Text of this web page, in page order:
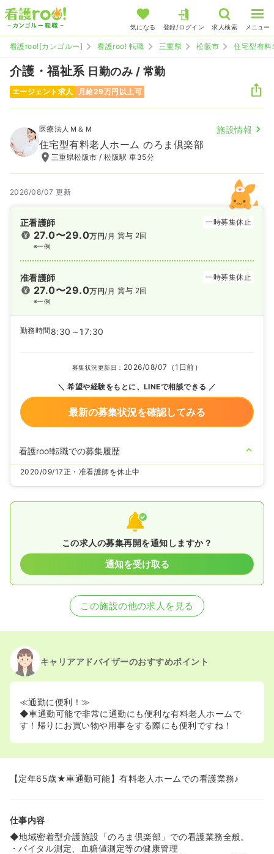
気になる 登録/ログイン 求人検索 メニュー
看護roo![カンゴルー] 看護roo! 転職 三重県 松阪市 住宅型有
介護・福祉系 日勤のみ / 常勤
エージェント求人 月給29万円以上可
医療法人Ｍ＆Ｍ 施設情報
住宅型有料老人ホーム のろま倶楽部
三重県松阪市 / 松阪駅 車35分
2026/08/07 更新
正看護師 一時募集休止
27.0〜29.0万円/月
※一例
賞与 2回
准看護師 一時募集休止
27.0〜29.0万円/月
※一例
賞与 2回
勤務時間 8:30～17:30
募集状況更新日： 2026/08/07（1日前）
希望や経験をもとに、LINEで相談できる
最新の募集状況を確認してみる
看護roo!転職での募集履歴
2020/09/17正・准看護師を休止中
この求人の募集再開を通知しますか？
通知を受け取る
この施設の他の求人を見る
キャリアアドバイザーのおすすめポイント
≪通勤に便利！≫
◆車通勤可能で非常に通勤にも便利な有料老人ホームで
す！帰りにお買い物や用事をする際にも便利ですね！
【定年65歳★車通勤可能】有料老人ホームでの看護業務♪
仕事内容
◆地域密着型介護施設「のろま倶楽部」での看護業務全般。
・バイタル測定、血糖値測定等の健康管理